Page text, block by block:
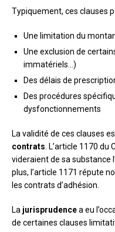
Typiquement, ces clauses
Une limitation du
Une exclusion de
immatériels…)
Des délais de
Des procédures
dysfonctionnements
La validité de ces clauses
contrats. L’article 1170 du
videraient de sa substance
plus, l’article 1171 répute
les contrats d’adhésion.
La jurisprudencea eu
de certaines clauses